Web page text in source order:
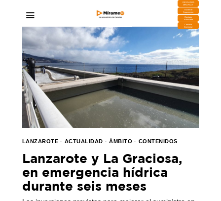
DESCARGA
MIRAPLAY
Buzón de
Sugerencias
Contratar
Publicidad
Contacto
Comercial
LANZAROTE · ACTUALIDAD · ÁMBITO · CONTENIDOS
Lanzarote y La Graciosa,
en emergencia hídrica
durante seis meses